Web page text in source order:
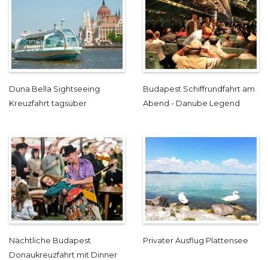
Duna Bella Sightseeing
Kreuzfahrt tagsüber
Budapest Schiffrundfahrt am
Abend - Danube Legend
Nächtliche Budapest
Donaukreuzfahrt mit Dinner
Privater Ausflug Plattensee